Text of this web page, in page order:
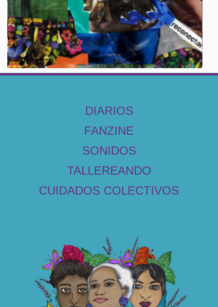
DIARIOS
FANZINE
SONIDOS
TALLEREANDO
CUIDADOS COLECTIVOS